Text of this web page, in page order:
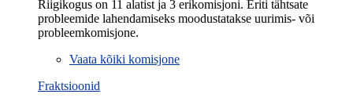
Riigikogus on 11 alatist ja 3 erikomisjoni. Eriti tähtsate
probleemide lahendamiseks moodustatakse uurimis- või
probleemkomisjone.
Vaata kõiki komisjone
Fraktsioonid